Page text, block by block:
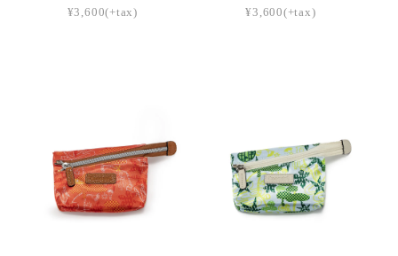
¥3,600(+tax)
¥3,600(+tax)